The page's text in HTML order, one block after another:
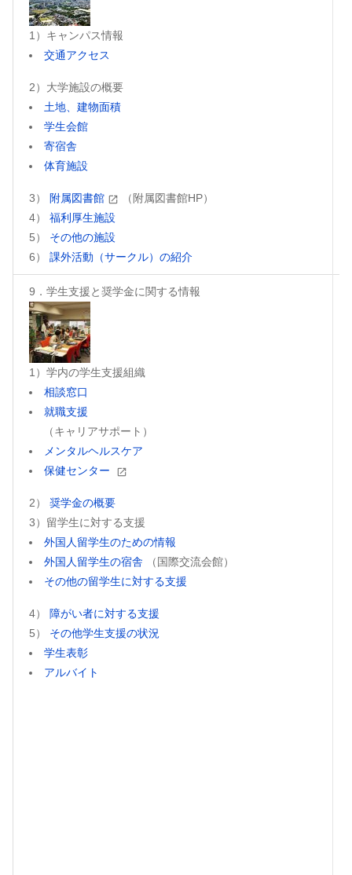
1）キャンパス情報
交通アクセス
2）大学施設の概要
土地、建物面積
学生会館
寄宿舎
体育施設
3） 附属図書館
（附属図書館HP）
4） 福利厚生施設
5） その他の施設
6） 課外活動（サークル）の紹介
9．学生支援と奨学金に関する情報
1）学内の学生支援組織
相談窓口
就職支援
（キャリアサポート）
メンタルヘルスケア
保健センター
2） 奨学金の概要
3）留学生に対する支援
外国人留学生のための情報
外国人留学生の宿舎
（国際交流会館）
その他の留学生に対する支援
4） 障がい者に対する支援
5） その他学生支援の状況
学生表彰
アルバイト